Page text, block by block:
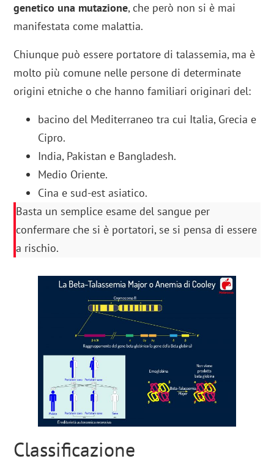
genetico una mutazione, che però non si è mai
manifestata come malattia.
Chiunque può essere portatore di talassemia, ma è
molto più comune nelle persone di determinate
origini etniche o che hanno familiari originari del:
bacino del Mediterraneo tra cui Italia, Grecia e
Cipro.
India, Pakistan e Bangladesh.
Medio Oriente.
Cina e sud-est asiatico.
Basta un semplice esame del sangue per
confermare che si è portatori, se si pensa di essere
a rischio.
Classificazione